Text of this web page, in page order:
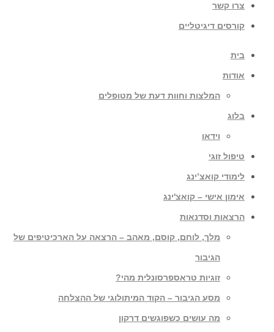
צרו קשר
קורסים דיגיטליים
בית
אודות
המלצות וחוות דעת של מטופלים
בלוג
וידאו
טיפול זוגי
לימודי קואצ’ינג
אימון אישי – קואצ'ינג
הרצאות וסדנאות
מלך, לוחם, קוסם, מאהב – הרצאה על הארכיטיפים של
הגיבור
זוגיות טראספרסונלית מהי?
מסע הגיבור – הקוד המיתולוגי של ההצלחה
מה עושים כשפוגשים דרקון